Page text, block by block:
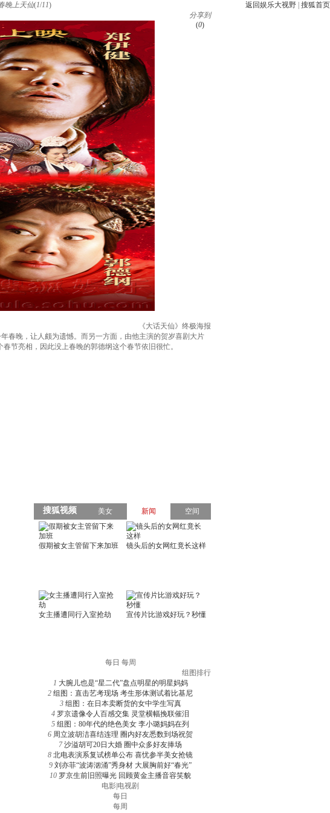
返回娱乐大视野 搜狐首页
晚上天仙(1/11)
分享到
(0)
《大话天仙》终极海报
春晚，让人颇为遗憾。而另一方面，由他主演的贺岁喜剧大片
节亮相，因此没上春晚的郭德纲这个春节依旧很忙。
每日 每周
组图排行
1 大腕儿也是“星二代”盘点明星的明星妈妈
2 组图：直击艺考现场 考生形体测试着比基尼
3 组图：在日本卖断货的女中学生写真
4 罗京遗像令人百感交集 灵堂横幅挽联催泪
5 组图：80年代的绝色美女 李小璐妈妈在列
6 周立波胡洁喜结连理 圈内好友悉数到场祝贺
7 沙溢胡可20日大婚 圈中众多好友捧场
8 北电表演系复试榜单公布 喜忧参半美女抢镜
9 刘亦菲“波涛汹涌”秀身材 大展胸前好“春光”
10 罗京生前旧照曝光 回顾黄金主播音容笑貌
电影 电视剧
每日
每周